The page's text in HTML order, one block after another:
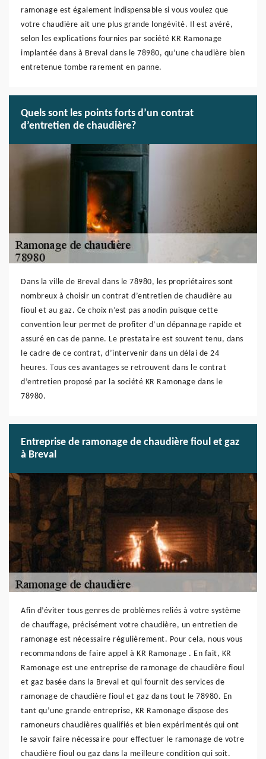
ramonage est également indispensable si vous voulez que
votre chaudière ait une plus grande longévité. Il est avéré,
selon les explications fournies par société KR Ramonage
implantée dans à Breval dans le 78980, qu’une chaudière bien
entretenue tombe rarement en panne.
Quels sont les points forts d’un contrat
d’entretien de chaudière?
Dans la ville de Breval dans le 78980, les propriétaires sont
nombreux à choisir un contrat d’entretien de chaudière au
fioul et au gaz. Ce choix n’est pas anodin puisque cette
convention leur permet de profiter d’un dépannage rapide et
assuré en cas de panne. Le prestataire est souvent tenu, dans
le cadre de ce contrat, d’intervenir dans un délai de 24
heures. Tous ces avantages se retrouvent dans le contrat
d’entretien proposé par la société KR Ramonage dans le
78980.
Entreprise de ramonage de chaudière fioul et gaz
à Breval
Afin d’éviter tous genres de problèmes reliés à votre système
de chauffage, précisément votre chaudière, un entretien de
ramonage est nécessaire régulièrement. Pour cela, nous vous
recommandons de faire appel à KR Ramonage . En fait, KR
Ramonage est une entreprise de ramonage de chaudière fioul
et gaz basée dans la Breval et qui fournit des services de
ramonage de chaudière fioul et gaz dans tout le 78980. En
tant qu’une grande entreprise, KR Ramonage dispose des
ramoneurs chaudières qualifiés et bien expérimentés qui ont
le savoir faire nécessaire pour effectuer le ramonage de votre
chaudière fioul ou gaz dans la meilleure condition qui soit.